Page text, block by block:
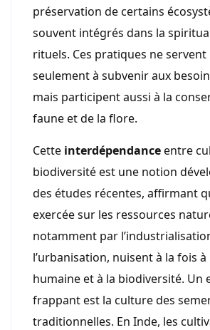
préservation de certains
souvent intégrés dans la
rituels. Ces pratiques ne servent
seulement à subvenir aux
mais participent aussi à la
faune et de la flore.
Cette interdépendanceentre
biodiversité est une notion
des études récentes, affirmant
exercée sur les ressources
notamment par
l’urbanisation, nuisent à la fois
humaine et à la biodiversité. Un
frappant est la culture des
traditionnelles. En Inde, les